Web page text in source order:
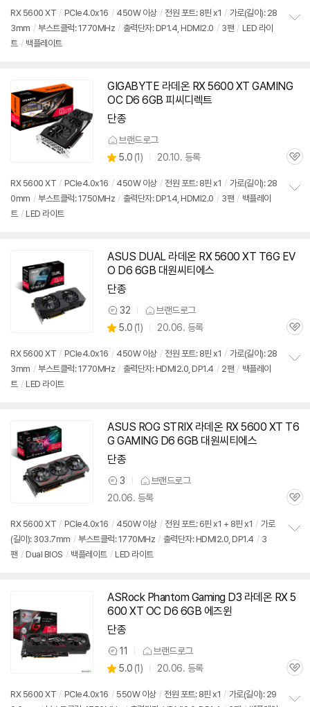
견
점
리
뷰
RX 5600 XT / PCIe4.0x16 / 450W 이상 / 전원 포트: 8핀 x1 / 가로(길이): 28
3mm / 부스트클럭: 1770MHz / 출력단자: DP1.4, HDMI2.0 / 3팬 / LED 라이
트 / 백플레이트
GIGABYTE 라데온 RX 5600 XT GAMING
OC D6 6GB 피씨디렉트
단종
브랜드로그
별
점
5.0 (상
리
뷰
1) 20.10. 등록
관
RX 5600 XT / PCIe4.0x16 / 450W 이상 / 전원 포트: 8핀 x1 / 가로(길이): 28
0mm / 부스트클럭: 1750MHz / 출력단자: DP1.4, HDMI2.0 / 3팬 / 백플레이
트 / LED 라이트
기
ASUS DUAL 라데온 RX 5600 XT T6G EV
O D6 6GB 대원씨티에스
단종
상
품
견
32 브랜드로그
별
점
5.0 (상
리
뷰
1) 20.06. 등록
관
RX 5600 XT / PCIe4.0x16 / 450W 이상 / 전원 포트: 8핀 x1 / 가로(길이): 28
3mm / 부스트클럭: 1770MHz / 출력단자: HDMI2.0, DP1.4 / 2팬 / 백플레이
트 / LED 라이트
기
ASUS ROG STRIX 라데온 RX 5600 XT T6
G GAMING D6 6GB 대원씨티에스
단종
상
품
견
3
브랜드로그
20.06. 등록
관
RX 5600 XT / PCIe4.0x16 / 450W 이상 / 전원 포트: 6핀 x1 + 8핀 x1 / 가로
(길이): 303.7mm / 부스트클럭: 1770MHz / 출력단자: HDMI2.0, DP1.4 / 3
팬 / Dual BIOS / 백플레이트 / LED 라이트
기
ASRock Phantom Gaming D3 라데온 RX 5
600 XT OC D6 6GB 에즈윈
단종
상
품
견
11 브랜드로그
별
점
5.0 (상
리
1) 20.06. 등록
관
RX 5600 XT / PCIe4.0x16 / 550W 이상 / 전원 포트: 8핀 x1 / 가로(길이): 29